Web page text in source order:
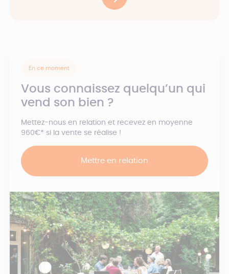
En ce moment
Vous connaissez quelqu’un qui
vend son bien ?
Mettez-nous en relation et recevez en moyenne
960€* si la vente se réalise !
Mettre en relation